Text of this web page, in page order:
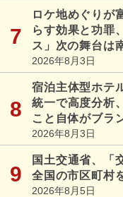
ロケ地めぐりが
らす効果と功罪
ス」次の舞台は
2026年8月3日
宿泊主体型ホテ
統一で高度分析
こと自体がブラ
2026年8月3日
国土交通省、「
全国の市区町村
2026年8月5日